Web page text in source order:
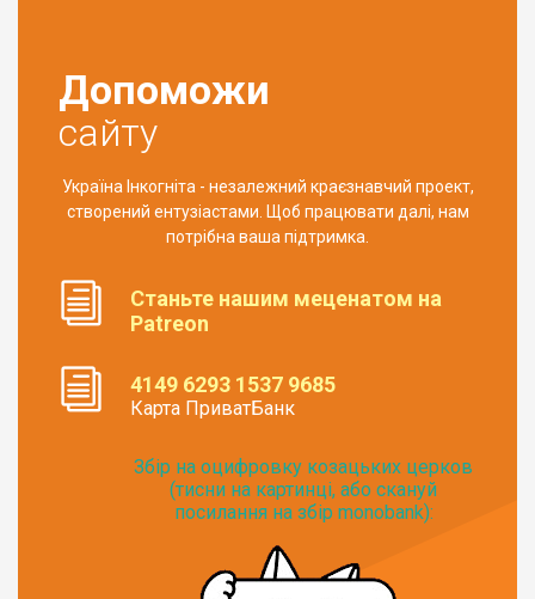
Допоможи
сайту
Україна Інкогніта - незалежний краєзнавчий проект,
створений ентузіастами. Щоб працювати далі, нам
потрібна ваша підтримка.
Станьте нашим меценатом на
Patreon
4149 6293 1537 9685
Карта ПриватБанк
Збір на оцифровку козацьких церков
(тисни на картинці, або скануй
посилання на збір monobank):